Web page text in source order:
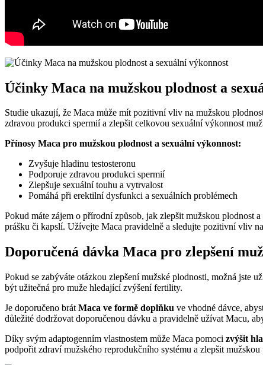
Účinky Maca na mužskou plodnost a
Studie ukazují, že Maca může mít pozitivní vliv na mužskou
zdravou produkci spermií a zlepšit celkovou sexuální výkonnost
Přínosy Maca pro mužskou plodnost a sexuální výkonnost:
Zvyšuje hladinu testosteronu
Podporuje zdravou produkci spermií
Zlepšuje sexuální touhu a vytrvalost
Pomáhá při erektilní dysfunkci a sexuálních problémech
Pokud máte zájem o přírodní způsob, jak zlepšit mužskou
prášku či kapslí. Užívejte Maca pravidelně a sledujte pozitivní vliv
Doporučená dávka Maca pro zlepšení
Pokud se zabýváte otázkou zlepšení mužské plodnosti, možná jste
být užitečná pro muže hledající zvýšení fertility.
Je doporučeno brát Maca ve formě doplňku ve vhodné dávce,
důležité dodržovat doporučenou dávku a pravidelně užívat Macu,
Díky svým adaptogenním vlastnostem může Maca pomoci zvýšit
podpořit zdraví mužského reprodukčního systému a zlepšit mužskou